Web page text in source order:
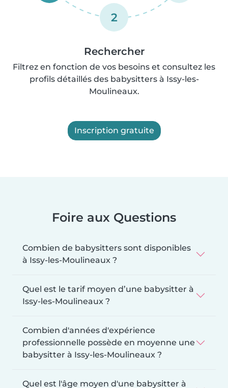
2
Rechercher
Filtrez en fonction de vos besoins et consultez les
profils détaillés des babysitters à Issy-les-
Moulineaux.
Inscription gratuite
Foire aux Questions
Combien de babysitters sont disponibles
à Issy-les-Moulineaux ?
Quel est le tarif moyen d’une babysitter à
Issy-les-Moulineaux ?
Combien d'années d'expérience
professionnelle possède en moyenne une
babysitter à Issy-les-Moulineaux ?
Quel est l'âge moyen d'une babysitter à